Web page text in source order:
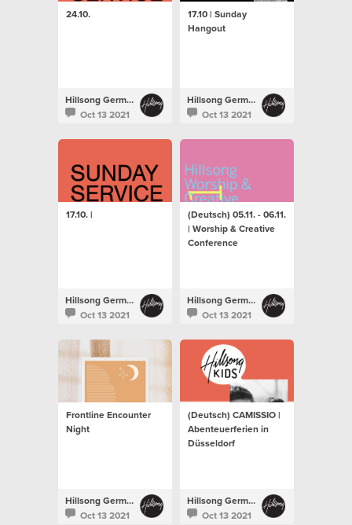
24.10.
Hillsong Germany
Oct 13 2021
17.10 | Sunday
Hangout
Hillsong Germany
Oct 13 2021
17.10. |
Hillsong Germany
Oct 13 2021
(Deutsch) 05.11. - 06.11.
| Worship & Creative
Conference
Hillsong Germany
Oct 13 2021
Frontline Encounter
Night
Hillsong Germany
Oct 13 2021
(Deutsch) CAMISSIO |
Abenteuerferien in
Düsseldorf
Hillsong Germany
Oct 13 2021